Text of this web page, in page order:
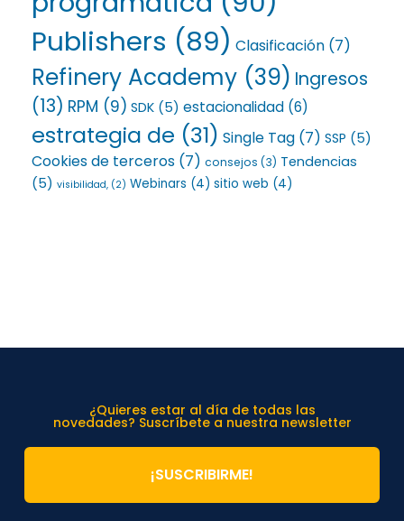
Publishers (89) Clasificación (7)
Refinery Academy (39) Ingresos
(13) RPM (9) SDK (5) estacionalidad (6)
estrategia de (31) Single Tag (7) SSP (5)
Cookies de terceros (7) consejos (3) Tendencias
(5) visibilidad, (2) Webinars (4) sitio web (4)
¿Quieres estar al día de todas las
novedades? Suscríbete a nuestra newsletter
¡SUSCRIBIRME!